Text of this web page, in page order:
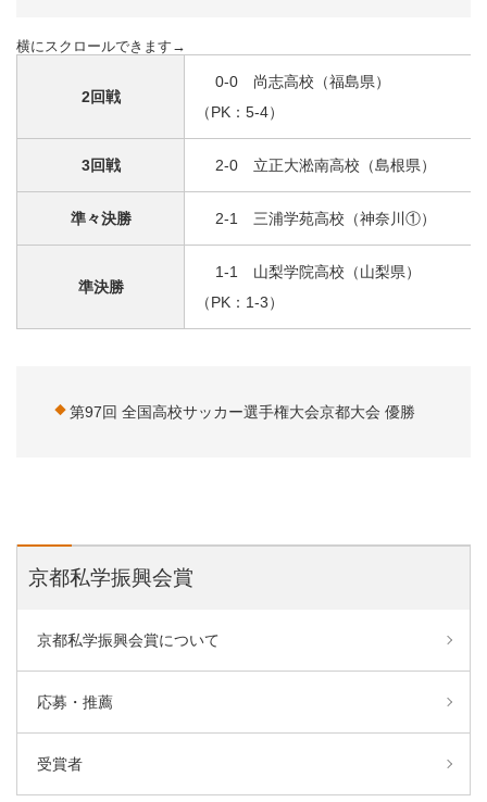
2回戦
0-0 尚志高校（福島県）
（PK：5-4）
3回戦 2-0 立正大淞南高校（島根県）
準々決勝 2-1 三浦学苑高校（神奈川①）
準決勝
1-1 山梨学院高校（山梨県）
（PK：1-3）
第97回 全国高校サッカー選手権大会京都大会 優勝
京都私学振興会賞
京都私学振興会賞について
応募・推薦
受賞者